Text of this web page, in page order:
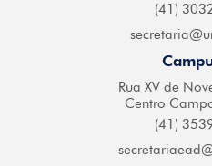
(41)
secretaria@
Rua XV de
Centro
(41)